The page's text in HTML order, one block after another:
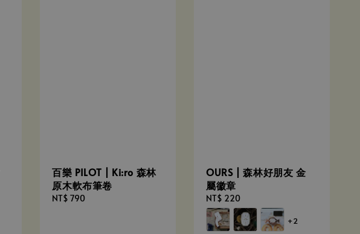
百樂 PILOT | Ki:ro 森林
原木軟布筆卷
Regular
NT$ 790
OURS | 森林好朋友 金
屬徽章
Regular
price
NT$ 220
+2